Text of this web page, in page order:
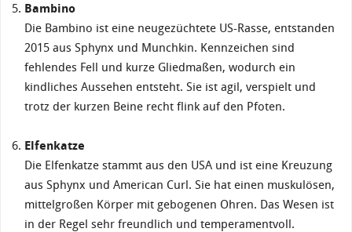
Bambino
Die Bambino ist eine neugezüchtete US-Rasse, entstanden
2015 aus Sphynx und Munchkin. Kennzeichen sind
fehlendes Fell und kurze Gliedmaßen, wodurch ein
kindliches Aussehen entsteht. Sie ist agil, verspielt und
trotz der kurzen Beine recht flink auf den Pfoten.
Elfenkatze
Die Elfenkatze stammt aus den USA und ist eine Kreuzung
aus Sphynx und American Curl. Sie hat einen muskulösen,
mittelgroßen Körper mit gebogenen Ohren. Das Wesen ist
in der Regel sehr freundlich und temperamentvoll.